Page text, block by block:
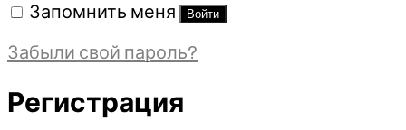
Запомнить меня Войти
Забыли свой пароль?
Регистрация